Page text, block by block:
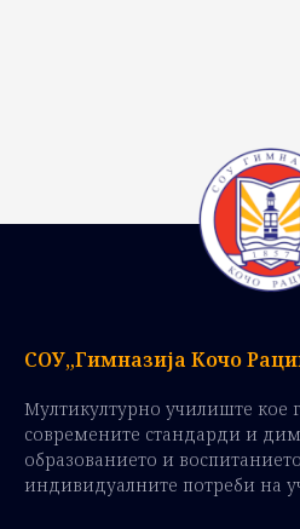
СОУ„Гимназија Кочо
Мултикултурно училиште кое
современите стандарди и
образованието и
индивидуалните потреби на